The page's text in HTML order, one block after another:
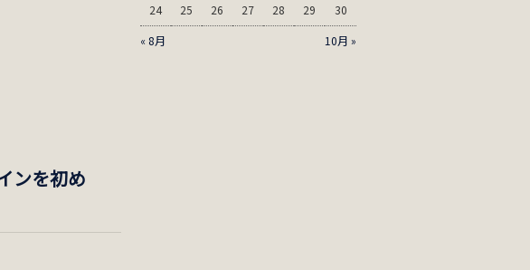
ンを初め
« 8月 10月 »
24 25 26 27 28 29 30